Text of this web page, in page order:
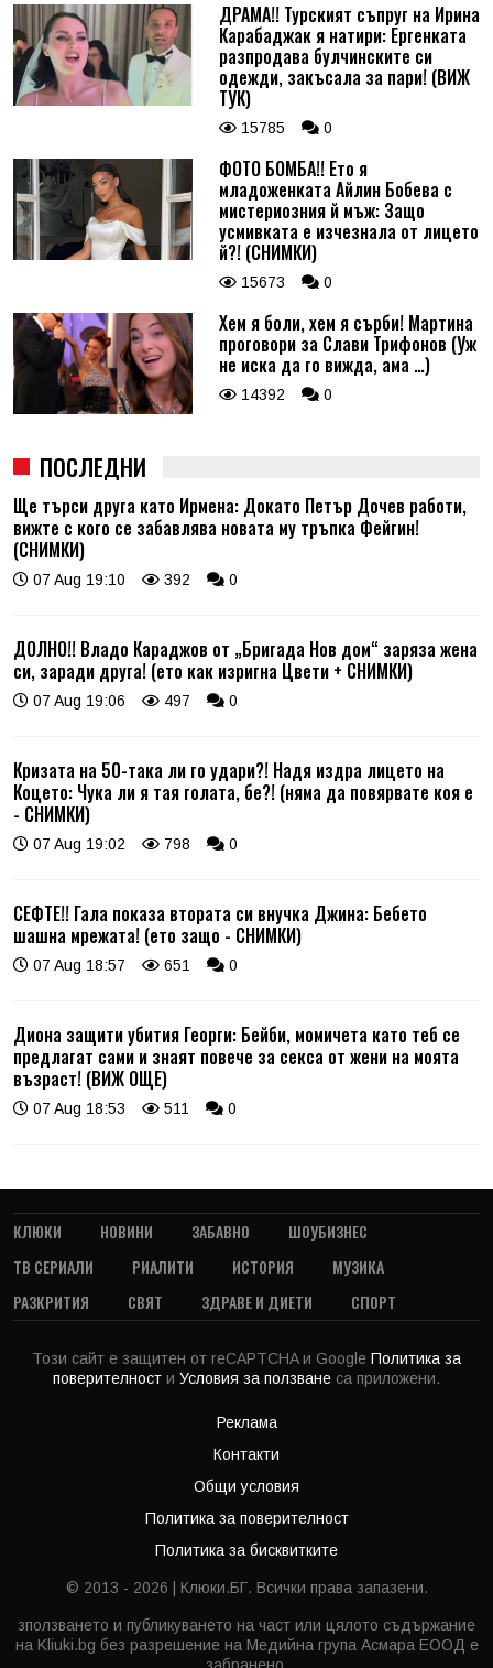
ДРАМА!! Турският съпруг на Ирина
Карабаджак я натири: Ергенката
разпродава булчинските си
одежди, закъсала за пари! (ВИЖ
ТУК)
15785 0
ФОТО БОМБА!! Ето я
младоженката Айлин Бобева с
мистериозния й мъж: Защо
усмивката е изчезнала от лицето
й?! (СНИМКИ)
15673 0
Хем я боли, хем я сърби! Мартина
проговори за Слави Трифонов (Уж
не иска да го вижда, ама …)
14392 0
ПОСЛЕДНИ
Ще търси друга като Ирмена: Докато Петър Дочев работи,
вижте с кого се забавлява новата му тръпка Фейгин!
(СНИМКИ)
07 Aug 19:10 392 0
ДОЛНО!! Владо Караджов от „Бригада Нов дом“ заряза жена
си, заради друга! (ето как изригна Цвети + СНИМКИ)
07 Aug 19:06 497 0
Кризата на 50-така ли го удари?! Надя издра лицето на
Коцето: Чука ли я тая голата, бе?! (няма да повярвате коя е
- СНИМКИ)
07 Aug 19:02 798 0
СЕФТЕ!! Гала показа втората си внучка Джина: Бебето
шашна мрежата! (ето защо - СНИМКИ)
07 Aug 18:57 651 0
Диона защити убития Георги: Бейби, момичета като теб се
предлагат сами и знаят повече за секса от жени на моята
възраст! (ВИЖ ОЩЕ)
07 Aug 18:53 511 0
КЛЮКИ НОВИНИ ЗАБАВНО
ШОУБИЗНЕС
ТВ СЕРИАЛИ
РИАЛИТИ ИСТОРИЯ
МУЗИКА
РАЗКРИТИЯ
СВЯТ ЗДРАВЕ И ДИЕТИ СПОРТ
Този сайт е защитен от reCAPTCHA и Google Политика за
поверителност и Условия за ползване са приложени.
Реклама
Контакти
Общи условия
Политика за поверителност
Политика за бисквитките
© 2013 - 2026 | Клюки.БГ. Всички права запазени.
зползването и публикуването на част или цялото съдържание
на Kliuki.bg без разрешение на Медийна група Асмара ЕООД е
забранено.